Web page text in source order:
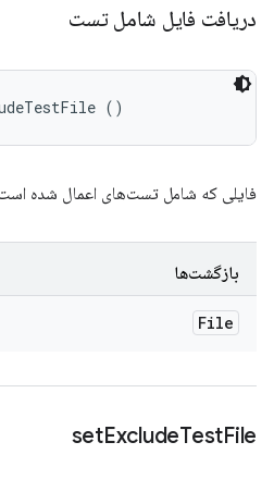
دریافت فایل شامل تست
()
فایلی که شامل تست‌های اعمال شده است
بازگشت‌ها
File
setExcludeTestFile